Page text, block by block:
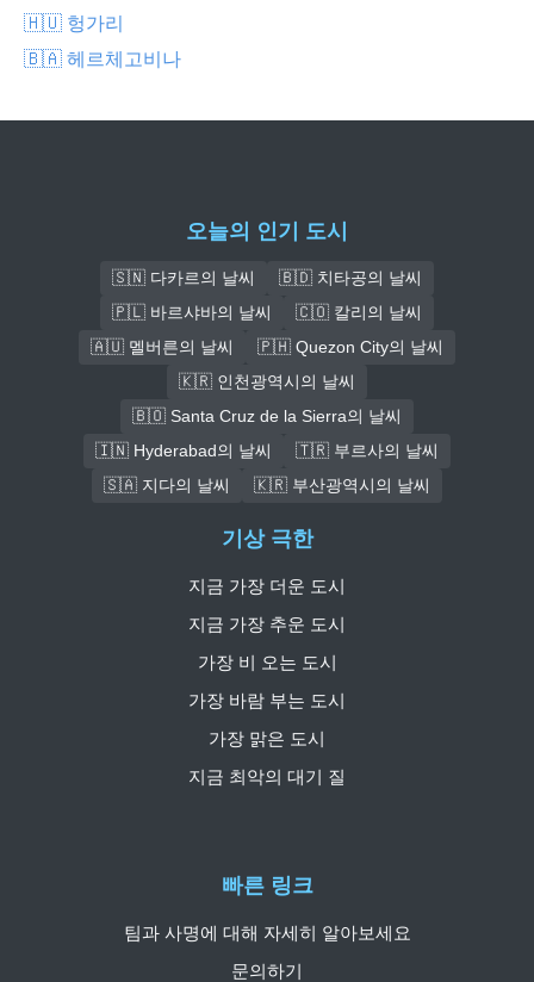
🇭🇺 헝가리
🇧🇦 헤르체고비나
오늘의 인기 도시
🇸🇳 다카르의 날씨
🇧🇩 치타공의 날씨
🇵🇱 바르샤바의 날씨
🇨🇴 칼리의 날씨
🇦🇺 멜버른의 날씨
🇵🇭 Quezon City의 날씨
🇰🇷 인천광역시의 날씨
🇧🇴 Santa Cruz de la Sierra의 날씨
🇮🇳 Hyderabad의 날씨
🇹🇷 부르사의 날씨
🇸🇦 지다의 날씨
🇰🇷 부산광역시의 날씨
빠른 링크
팀과 사명에 대해 자세히 알아보세요
문의하기
기상 극한
지금 가장 더운 도시
지금 가장 추운 도시
가장 비 오는 도시
가장 바람 부는 도시
가장 맑은 도시
지금 최악의 대기 질